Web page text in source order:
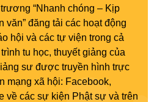
“Nhanh chóng – Kịp
văn” đăng tải các hoạt động
hội và các tự viện trong cả
tu học, thuyết giảng của
sư được truyền hình trực
mạng xã hội: Facebook,
về các sự kiện Phật sự và trên